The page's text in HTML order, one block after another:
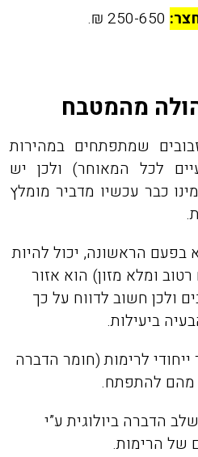
מהמטבח
שמתפתחים במהירות
לכל המאוחר) ולכן יש
כבר עכשיו מדביר מומלץ
בפעם הראשונה, יכול להיות
ומלא מזון) הוא אזור
ולכן חשוב לדווח על כך
ביעילות.
לרימות (חומר הדברה
מהם להתפתח.
הדברה ביולוגית ע”י
של הרימות.